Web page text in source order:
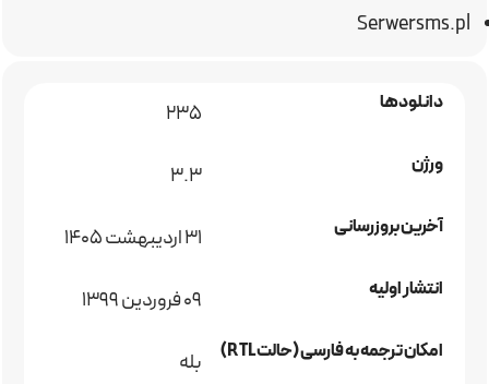
Serwersms.pl
دانلودها 235
ورژن 3.3
آخرین بروزرسانی 31 اردیبهشت 1405
انتشار اولیه 09 فروردین 1399
امکان ترجمه به فارسی (حالت RTL) بله